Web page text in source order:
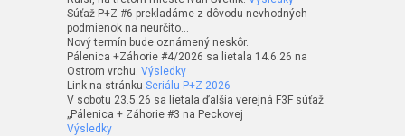
Súťaž P+Z #6 prekladáme z dôvodu nevhodných
podmienok na neurčito…
Nový termín bude oznámený neskôr.
Pálenica +Záhorie #4/2026 sa lietala 14.6.26 na
Ostrom vrchu. Výsledky
Link na stránku Seriálu P+Z 2026
V sobotu 23.5.26 sa lietala ďalšia verejná F3F súťaž
„Pálenica + Záhorie #3 na Peckovej
Výsledky